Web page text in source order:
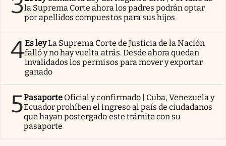
la Suprema Corte ahora los padres podrán optar
por apellidos compuestos para sus hijos
4Es leyLa Suprema Corte de Justicia de la Nación
falló y no hay vuelta atrás. Desde ahora quedan
invalidados los permisos para mover y exportar
ganado
5Pasaporte Oficial y confirmado | Cuba, Venezuela y
Ecuador prohíben el ingreso al país de ciudadanos
que hayan postergado este trámite con su
pasaporte